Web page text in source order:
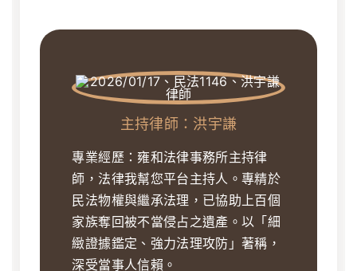
主持律師：洪宇謙
專業經歷：雍和法律事務所主持律
師，法律我幫您平台主持人。專精於
民法物權與繼承法理，已協助上百個
家族奪回被不當侵占之遺產。以「細
緻證據鑑定、強力法理攻防」著稱，
深受當事人信賴。